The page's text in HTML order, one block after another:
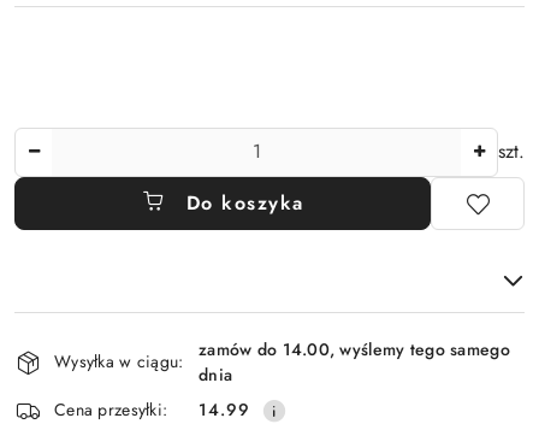
szt.
Do koszyka
Dostępność
i
dostawa
Wysyłka w ciągu:
zamów do 14.00, wyślemy tego samego
dnia
Cena przesyłki:
14.99